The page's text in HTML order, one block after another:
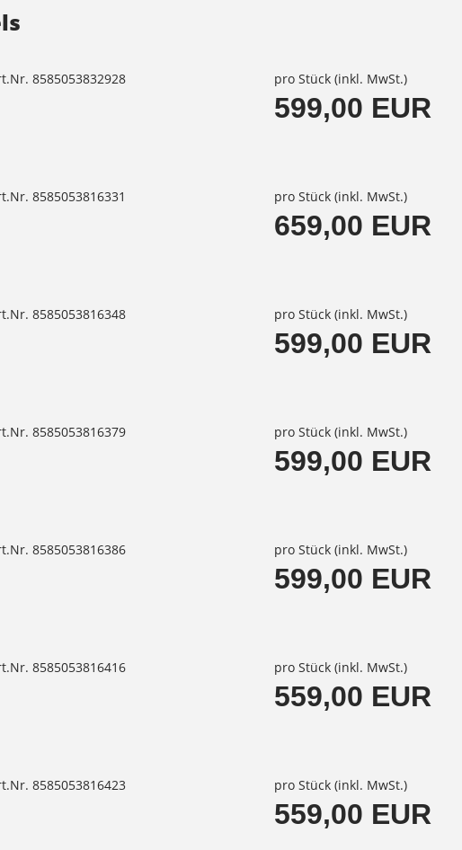
8585053832928 pro Stück (inkl. MwSt.)
599,00 EUR
8585053816331 pro Stück (inkl. MwSt.)
659,00 EUR
8585053816348 pro Stück (inkl. MwSt.)
599,00 EUR
8585053816379 pro Stück (inkl. MwSt.)
599,00 EUR
8585053816386 pro Stück (inkl. MwSt.)
599,00 EUR
8585053816416 pro Stück (inkl. MwSt.)
559,00 EUR
8585053816423 pro Stück (inkl. MwSt.)
559,00 EUR